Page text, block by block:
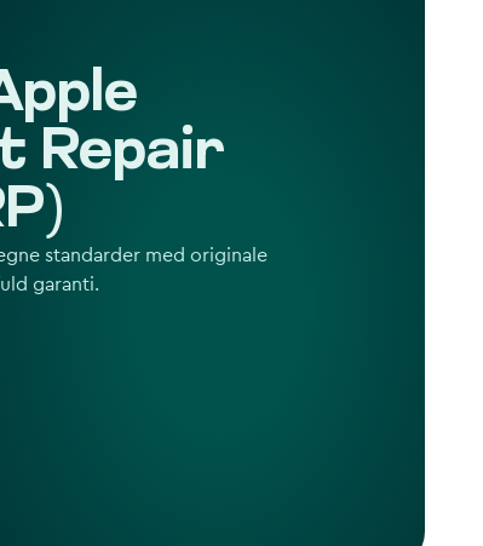
Repair
standarder med originale
garanti.